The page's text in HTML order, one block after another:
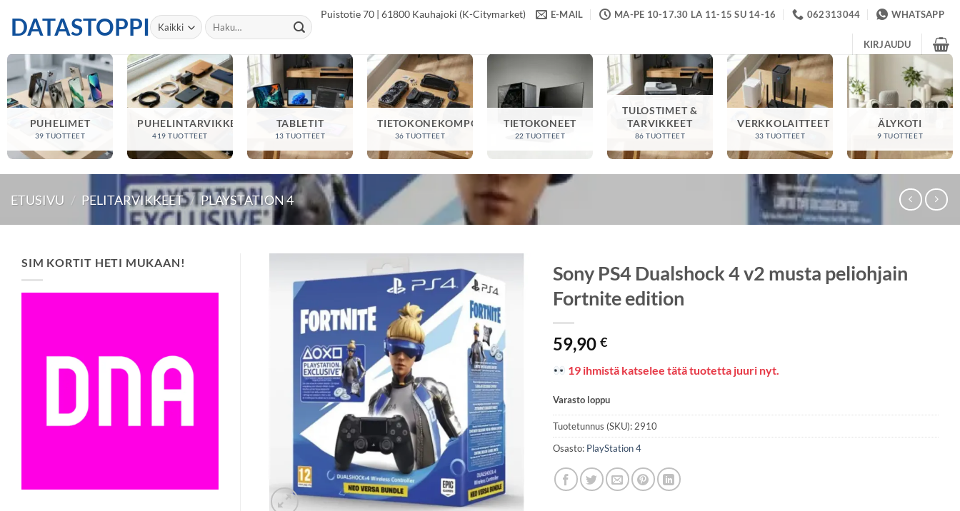
DATASTOPPI Etsi:
Puistotie 70 | 61800 Kauhajoki (K-Citymarket) E-MAIL MA-PE 10-17.30 LA 11-15 SU 14-16 062313044 WHATSAPP
KIRJAUDU
PUHELIMET
39 TUOTTEET
PUHELINTARVIKKEET
419 TUOTTEET
TABLETIT
13 TUOTTEET
TIETOKONEKOMPONENTIT
36 TUOTTEET
TIETOKONEET
22 TUOTTEET
TULOSTIMET &
TARVIKKEET
86 TUOTTEET
VERKKOLAITTEET
33 TUOTTEET
ÄLYKOTI
9 TUOTTEET
ETUSIVU / PELITARVIKKEET / PLAYSTATION 4
SIM KORTIT HETI MUKAAN!
Sony PS4 Dualshock 4 v2 musta peliohjain
Fortnite edition
59,90€
19 ihmistä katselee tätä tuotetta juuri nyt.
Varasto loppu
Tuotetunnus (SKU): 2910
Osasto: PlayStation 4